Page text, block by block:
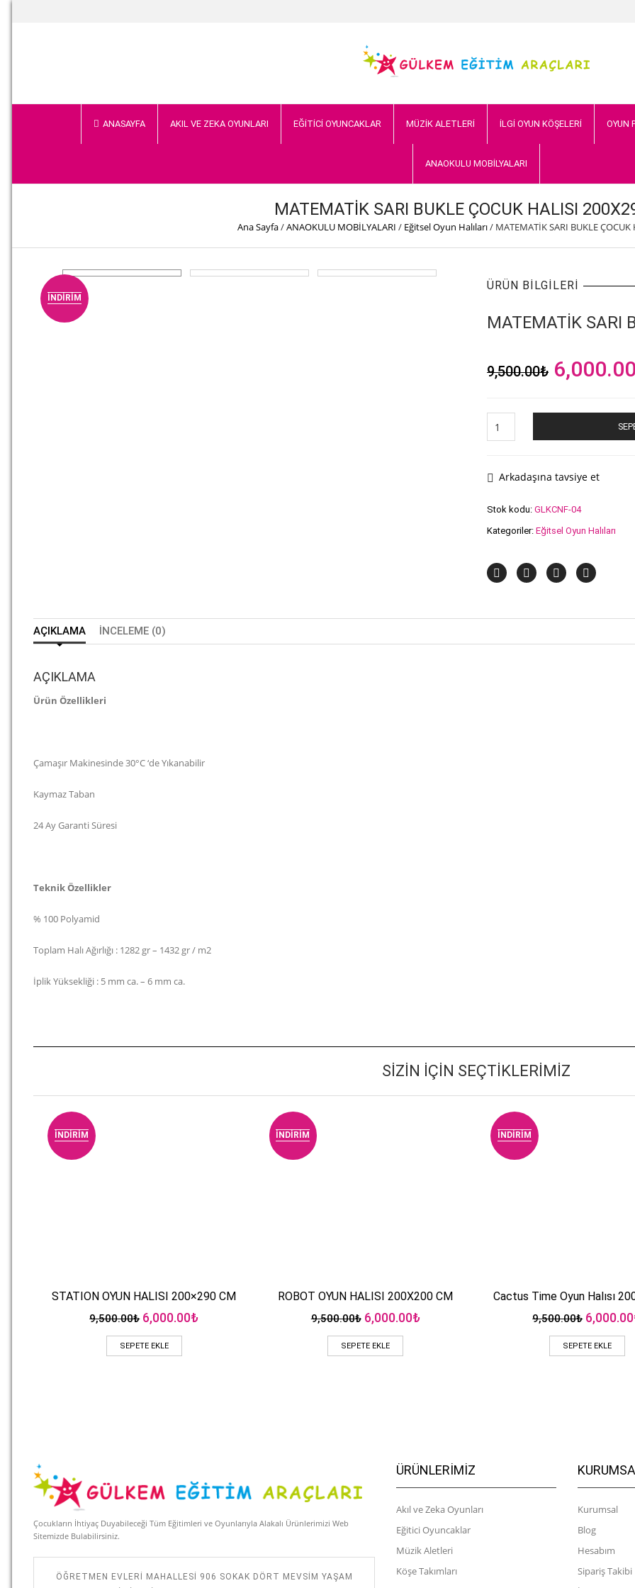
ANASAYFA AKIL VE ZEKA OYUNLARI EĞİTİCİ OYUNCAKLAR MÜZİK ALETLERİ İLGİ OYUN KÖŞELERİ OYUN
ANAOKULU MOBİLYALARI
MATEMATİK SARI BUKLE ÇOCUK HALISI
Ana Sayfa/ANAOKULU MOBİLYALARI / Eğitsel Oyun Halıları/ MATEMATİK SARI BUKLE
İNDIRIM
ÜRÜN BILGILERI
MATEMATİK SARI
9,500.00₺ Orijinal
6,000.00
SARI
HALISI
CM
Arkadaşına tavsiye et
Stok kodu: GLKCNF-04
Kategoriler: Eğitsel Oyun Halıları
AÇIKLAMA İNCELEME (0)
AÇIKLAMA
Ürün Özellikleri
Çamaşır Makinesinde 30°C ‘de Yıkanabilir
Kaymaz Taban
24 Ay Garanti Süresi
Teknik Özellikler
% 100 Polyamid
Toplam Halı Ağırlığı : 1282 gr – 1432 gr / m2
İplik Yüksekliği : 5 mm ca. – 6 mm ca.
SIZIN İÇIN SEÇTIKLERIMIZ
İNDIRIM
Hızlı Bakış
STATION OYUN HALISI 200×290 CM
9,500.00₺ Orijinal
9,500.00₺.
6,000.00₺Şu
SEPETE EKLE
İNDIRIM
Hızlı Bakış
ROBOT OYUN HALISI 200X200 CM
9,500.00₺ Orijinal
9,500.00₺.
6,000.00₺Şu
SEPETE EKLE
İNDIRIM
Hızlı Bakış
Cactus Time Oyun Halısı
9,500.00₺ Orijinal
6,000.00
SEPETE EKLE
Çocukların İhtiyaç Duyabileceği Tüm Eğitimleri ve Oyunlarıyla Alakalı Ürünlerimizi Web
Sitemizde Bulabilirsiniz.
ÖĞRETMEN EVLERI MAHALLESI 906 SOKAK DÖRT MEVSIM YAŞAM
ÜRÜNLERIMIZ
Akıl ve Zeka Oyunları
Eğitici Oyuncaklar
Müzik Aletleri
Köşe Takımları
Kurumsal
Blog
Hesabım
Sipariş Takibi